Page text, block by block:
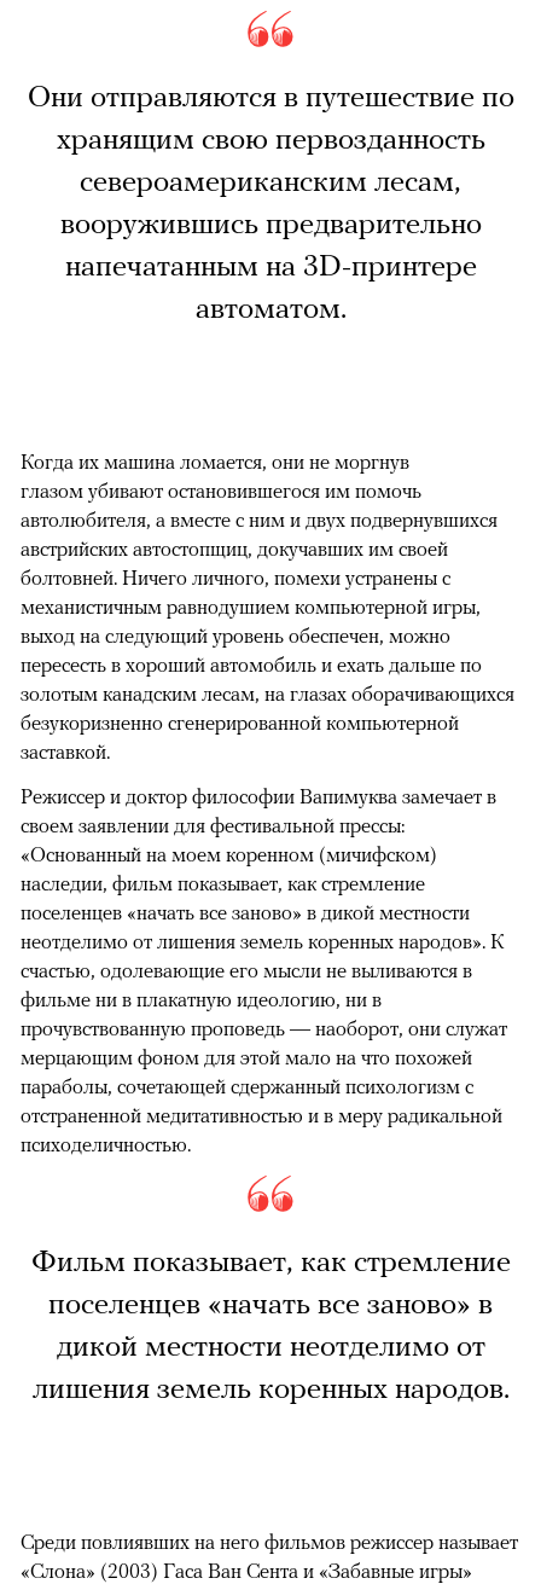
Они отправляются в путешествие по
хранящим свою первозданность
североамериканским лесам,
вооружившись предварительно
напечатанным на 3D-принтере
автоматом.
Когда их машина ломается, они не моргнув
глазом убивают остановившегося им помочь
автолюбителя, а вместе с ним и двух подвернувшихся
австрийских автостопщиц, докучавших им своей
болтовней. Ничего личного, помехи устранены с
механистичным равнодушием компьютерной игры,
выход на следующий уровень обеспечен, можно
пересесть в хороший автомобиль и ехать дальше по
золотым канадским лесам, на глазах оборачивающихся
безукоризненно сгенерированной компьютерной
заставкой.
Режиссер и доктор философии Вапимуква замечает в
своем заявлении для фестивальной прессы:
«Основанный на моем коренном (мичифском)
наследии, фильм показывает, как стремление
поселенцев «начать все заново» в дикой местности
неотделимо от лишения земель коренных народов». К
счастью, одолевающие его мысли не выливаются в
фильме ни в плакатную идеологию, ни в
прочувствованную проповедь — наоборот, они служат
мерцающим фоном для этой мало на что похожей
параболы, сочетающей сдержанный психологизм с
отстраненной медитативностью и в меру радикальной
психоделичностью.
Фильм показывает, как стремление
поселенцев «начать все заново» в
дикой местности неотделимо от
лишения земель коренных народов.
Среди повлиявших на него фильмов режиссер называет
«Слона» (2003) Гаса Ван Сента и «Забавные игры»